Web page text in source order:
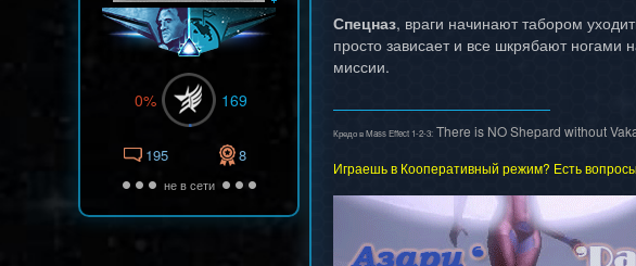
0% 169
195 8
не в сети
Спецназ, враги начинают табором
просто зависает и все шкрябают ногами
миссии.
Кредо в Mass Effect 1-2-3: There is NO Shepard without
Играешь в Кооперативный режим? Есть